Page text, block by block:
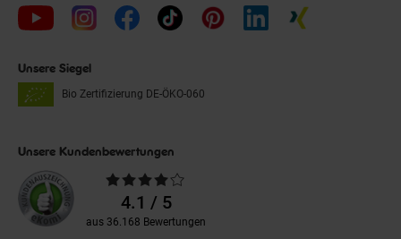
Unsere Siegel
Bio Zertifizierung DE-ÖKO-060
Unsere Kundenbewertungen
Durchschnittliche
Bewertungen4.1 / 5
aus 36.168 Bewertungen